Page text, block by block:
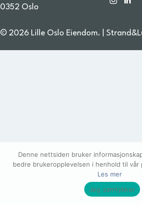
0352 Oslo
© 2026 Lille Oslo Eiendom. |
Denne nettsiden bruker
bedre brukeropplevelsen i henhold til
Les mer
Jeg samtykker